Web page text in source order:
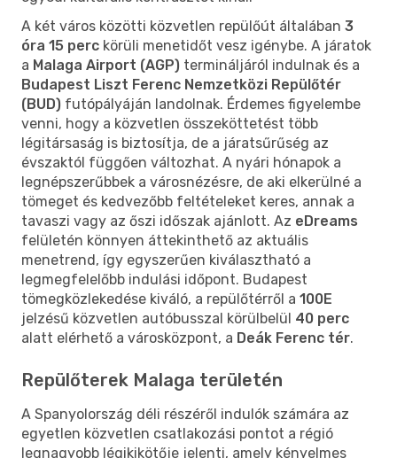
A két város közötti közvetlen repülőút általában 3
óra 15 perc körüli menetidőt vesz igénybe. A járatok
a Malaga Airport (AGP) termináljáról indulnak és a
Budapest Liszt Ferenc Nemzetközi Repülőtér
(BUD) futópályáján landolnak. Érdemes figyelembe
venni, hogy a közvetlen összeköttetést több
légitársaság is biztosítja, de a járatsűrűség az
évszaktól függően változhat. A nyári hónapok a
legnépszerűbbek a városnézésre, de aki elkerülné a
tömeget és kedvezőbb feltételeket keres, annak a
tavaszi vagy az őszi időszak ajánlott. Az eDreams
felületén könnyen áttekinthető az aktuális
menetrend, így egyszerűen kiválasztható a
legmegfelelőbb indulási időpont. Budapest
tömegközlekedése kiváló, a repülőtérről a 100E
jelzésű közvetlen autóbusszal körülbelül 40 perc
alatt elérhető a városközpont, a Deák Ferenc tér.
Repülőterek Malaga területén
A Spanyolország déli részéről indulók számára az
egyetlen közvetlen csatlakozási pontot a régió
legnagyobb légikikötője jelenti, amely kényelmes